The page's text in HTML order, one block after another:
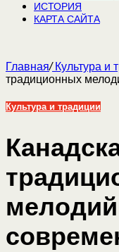
ИСТОРИЯ
КАРТА САЙТА
Главная/Культура и
традиционных
Культура и традиции